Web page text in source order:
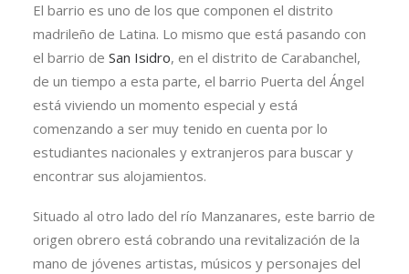
El barrio es uno de los que componen el distrito
madrileño de Latina. Lo mismo que está pasando con
el barrio de San Isidro, en el distrito de Carabanchel,
de un tiempo a esta parte, el barrio Puerta del Ángel
está viviendo un momento especial y está
comenzando a ser muy tenido en cuenta por lo
estudiantes nacionales y extranjeros para buscar y
encontrar sus alojamientos.
Situado al otro lado del río Manzanares, este barrio de
origen obrero está cobrando una revitalización de la
mano de jóvenes artistas, músicos y personajes del